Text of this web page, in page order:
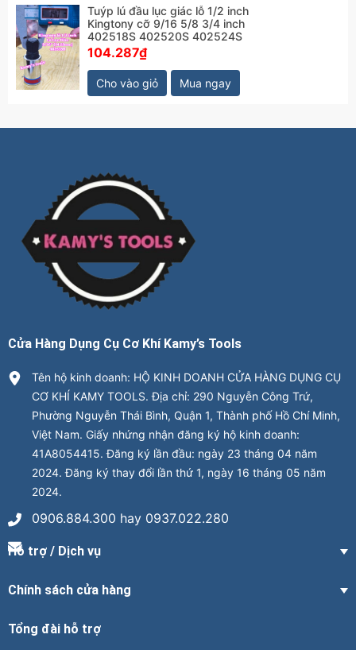
Tuýp lú đầu lục giác lỗ 1/2 inch
Kingtony cỡ 9/16 5/8 3/4 inch
402518S 402520S 402524S
104.287₫
Cho vào giỏ Mua ngay
Cửa Hàng Dụng Cụ Cơ Khí Kamy’s Tools
Tên hộ kinh doanh: HỘ KINH DOANH CỬA HÀNG DỤNG CỤ
CƠ KHÍ KAMY TOOLS. Địa chỉ: 290 Nguyễn Công Trứ,
Phường Nguyễn Thái Bình, Quận 1, Thành phố Hồ Chí Minh,
Việt Nam. Giấy nhứng nhận đăng ký hộ kinh doanh:
41A8054415. Đăng ký lần đầu: ngày 23 tháng 04 năm
2024. Đăng ký thay đổi lần thứ 1, ngày 16 tháng 05 năm
2024.
0906.884.300 hay 0937.022.280
Hỗ trợ / Dịch vụ
Chính sách cửa hàng
Tổng đài hỗ trợ